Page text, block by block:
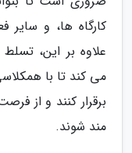
کارگاه ها، و
علاوه بر این،
می کند تا با
برقرار کنند و از
مند شوند.